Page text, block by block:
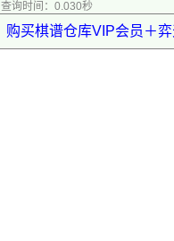
查询时间：0.030秒
购买棋谱仓库VIP会员＋